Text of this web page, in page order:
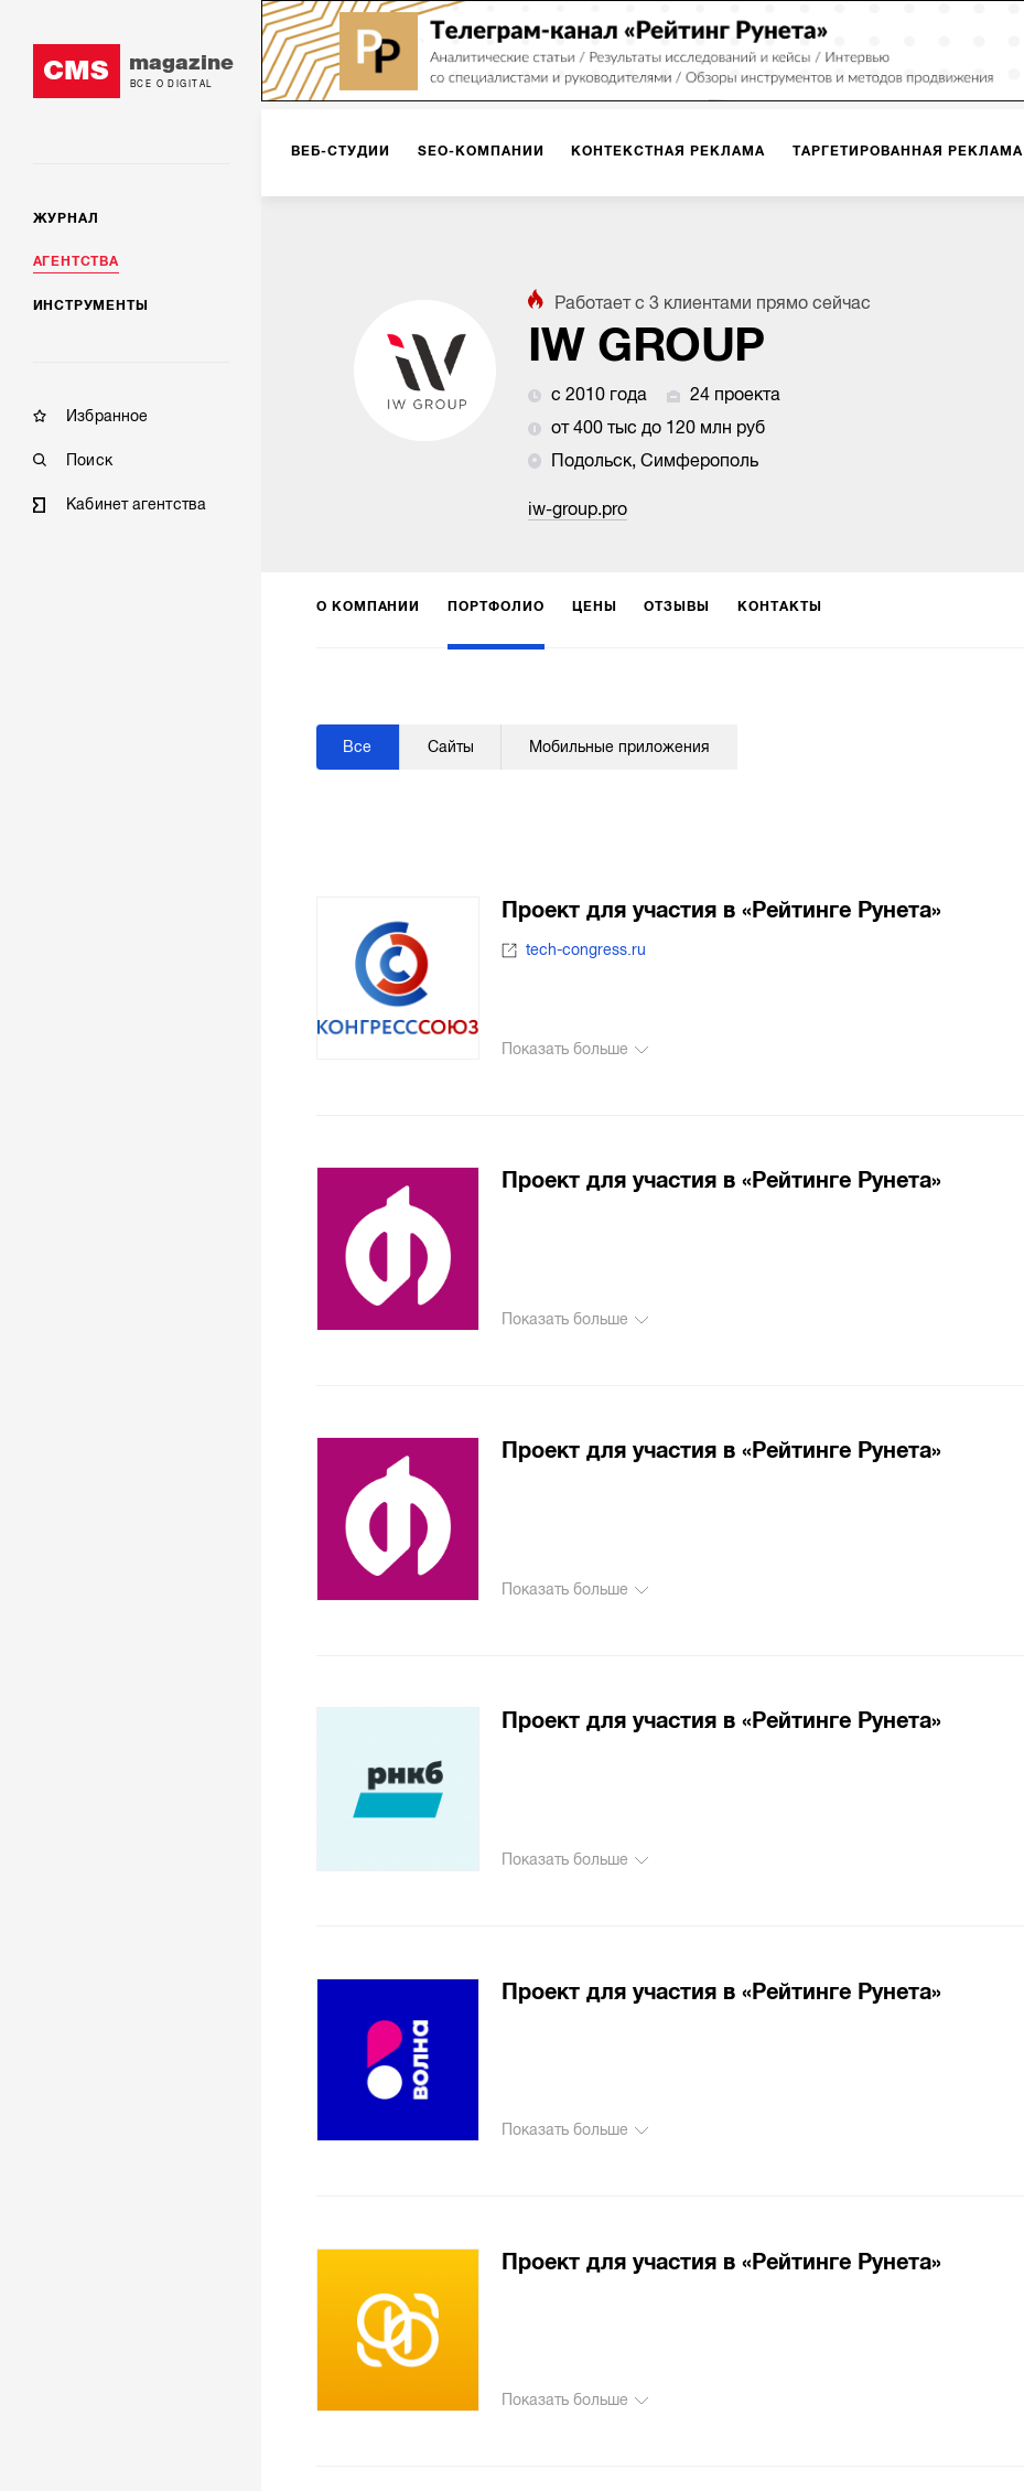
CMS magazine
ВСЕ О DIGITAL
ЖУРНАЛ
АГЕНТСТВА
ИНСТРУМЕНТЫ
Избранное
Поиск
Кабинет агентства
ВЕБ-СТУДИИ SEO-КОМПАНИИ КОНТЕКСТНАЯ РЕКЛАМА ТАРГЕТИРОВАННАЯ РЕКЛАМА
РЕКЛАМА НА ИНТЕРНЕТ-ПЛОЩАДКАХ РАБОТА С МАРКЕТПЛЕЙСАМИ
КОНСАЛТИНГ VR/AR
Работает с3 клиентами прямо сейчас
IW GROUP
с 2010 года
24 проекта
от 400 тыс до 120 млн руб
Подольск, Симферополь
iw-group.pro
О КОМПАНИИ ПОРТФОЛИО ЦЕНЫ ОТЗЫВЫ КОНТАКТЫ
Все Сайты Мобильные приложения
Проект для участия в «Рейтинге Рунета»
tech-congress.ru
Показать больше
Проект для участия в «Рейтинге Рунета»
Показать больше
Проект для участия в «Рейтинге Рунета»
Показать больше
Проект для участия в «Рейтинге Рунета»
Показать больше
Проект для участия в «Рейтинге Рунета»
Показать больше
Проект для участия в «Рейтинге Рунета»
Показать больше